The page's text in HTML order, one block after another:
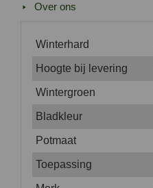
Over ons
Winterhard
Hoogte bij levering
Wintergroen
Bladkleur
Potmaat
Toepassing